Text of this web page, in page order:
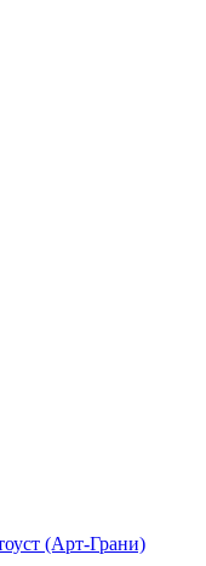
(Арт-Грани)